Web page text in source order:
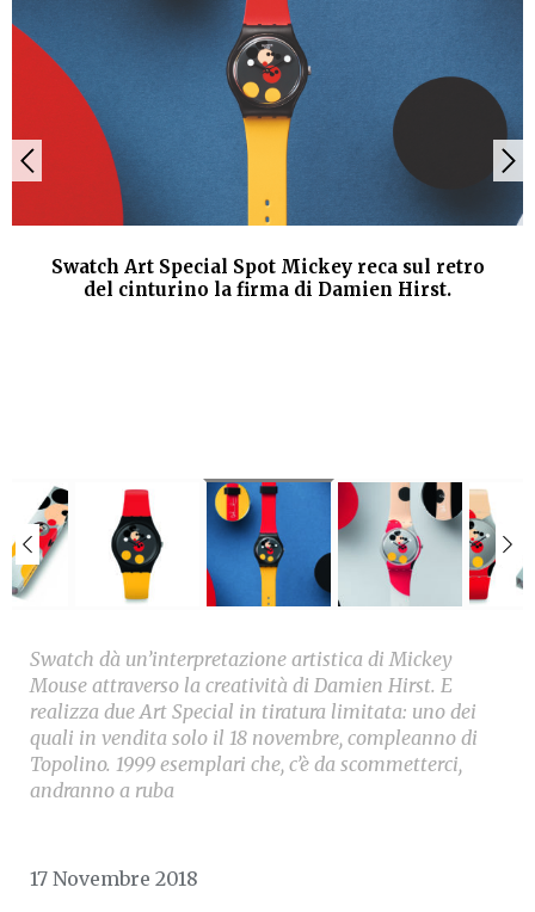
Swatch Art Special Spot Mickey reca sul retro
del cinturino la firma di Damien Hirst.
Swatch dà un’interpretazione artistica di Mickey
Mouse attraverso la creatività di Damien Hirst. E
realizza due Art Special in tiratura limitata: uno dei
quali in vendita solo il 18 novembre, compleanno di
Topolino. 1999 esemplari che, c’è da scommetterci,
andranno a ruba
17 Novembre 2018